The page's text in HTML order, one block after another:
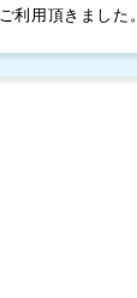
利用頂きました。